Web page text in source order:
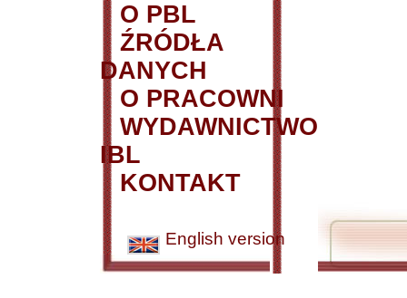
O PBL
ŹRÓDŁA
DANYCH
O PRACOWNI
WYDAWNICTWO
IBL
KONTAKT
English version